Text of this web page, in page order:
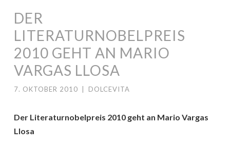
DER
LITERATURNOBELPREIS
2010 GEHT AN MARIO
VARGAS LLOSA
7. OKTOBER 2010 DOLCEVITA
Der Literaturnobelpreis 2010 geht an Mario Vargas
Llosa